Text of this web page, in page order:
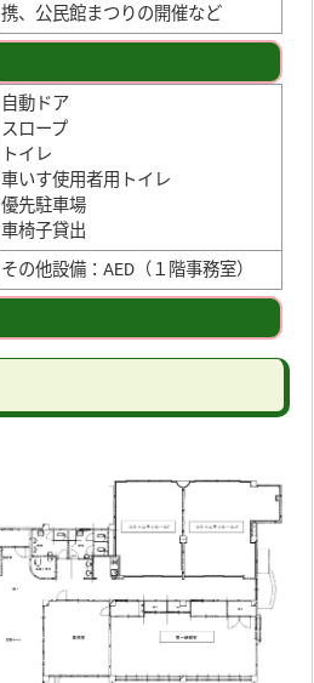
携、公民館まつりの開催など
自動ドア
スロープ
トイレ
車いす使用者用トイレ
優先駐車場
車椅子貸出
その他設備：AED（１階事務室）